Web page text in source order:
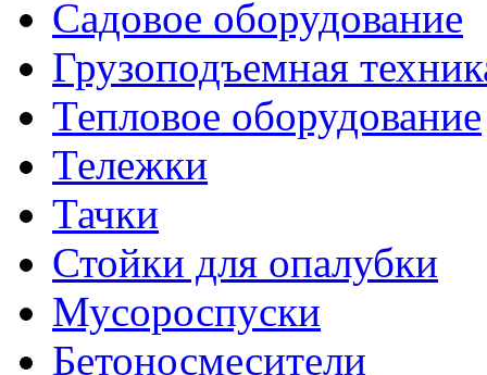
Садовое оборудование
Грузоподъемная
Тепловое оборудование
Тележки
Тачки
Стойки для опалубки
Мусороспуски
Бетоносмесители